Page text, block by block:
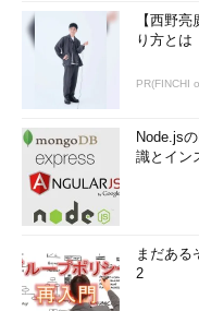
【西野
り方とは
PR(FINCHI
Node.js
識とイン
まだある
2